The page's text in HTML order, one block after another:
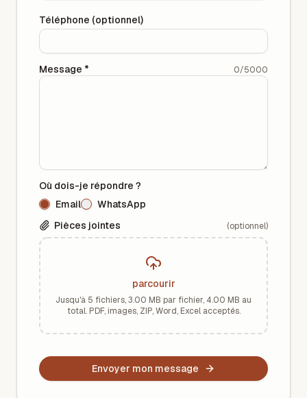
Téléphone (optionnel)
Message * 0/5000
Où dois-je répondre ?
Email
WhatsApp
Pièces jointes
(optionnel)
parcourir
Jusqu'à 5 fichiers, 3.00 MB par fichier, 4.00 MB au
total. PDF, images, ZIP, Word, Excel acceptés.
Envoyer mon message